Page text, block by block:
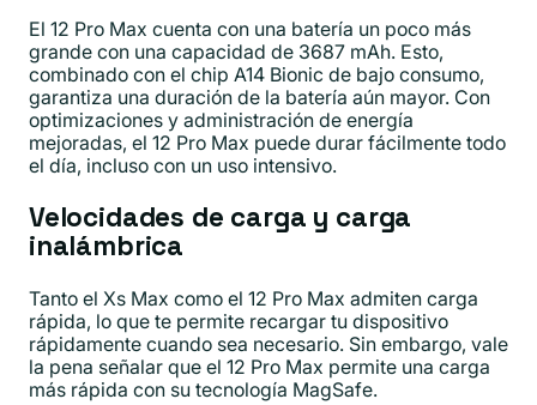
El 12 Pro Max cuenta con una batería un poco más
grande con una capacidad de 3687 mAh. Esto,
combinado con el chip A14 Bionic de bajo consumo,
garantiza una duración de la batería aún mayor. Con
optimizaciones y administración de energía
mejoradas, el 12 Pro Max puede durar fácilmente todo
el día, incluso con un uso intensivo.
Velocidades de carga y carga
inalámbrica
Tanto el Xs Max como el 12 Pro Max admiten carga
rápida, lo que te permite recargar tu dispositivo
rápidamente cuando sea necesario. Sin embargo, vale
la pena señalar que el 12 Pro Max permite una carga
más rápida con su tecnología MagSafe.